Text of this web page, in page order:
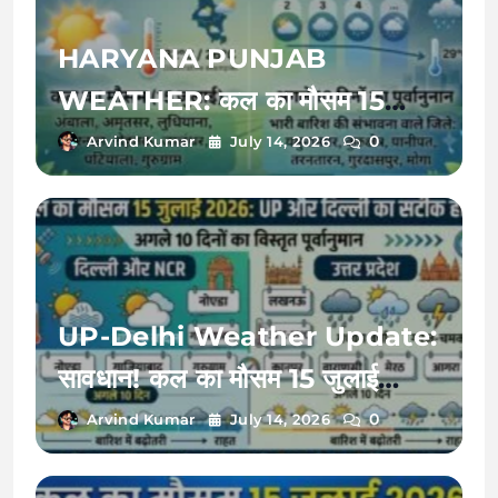
HARYANA PUNJAB
WEATHER: कल का मौसम 15
जुलाई 2026 को बदलेगी करवट, अगले
10 दिनों तक इन जिलों में भारी बारिश का
रेड अलर्ट!
Arvind Kumar July 14, 2026 0
UP-Delhi Weather Update:
सावधान! कल का मौसम 15 जुलाई
2026 को बदलेगा मिजाज, जानें अगले
10 दिनों का भारी बारिश और उमस का
Arvind Kumar July 14, 2026 0